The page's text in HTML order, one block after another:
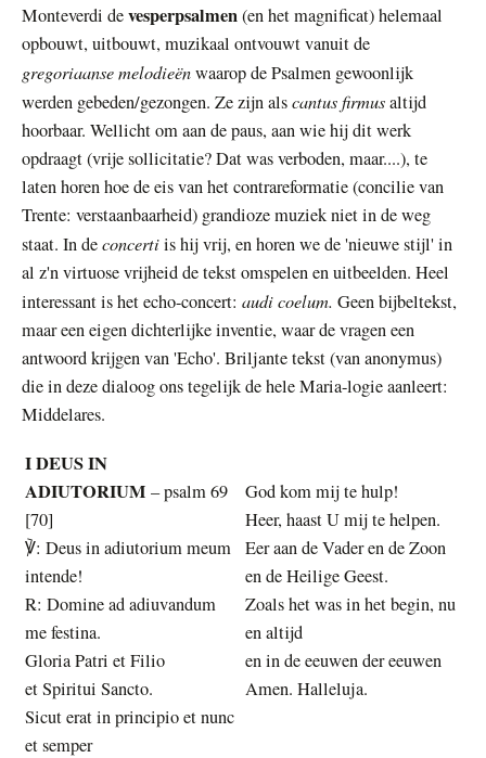
Monteverdi devesperpsalmen(en het magnificat) helemaal
opbouwt, uitbouwt, muzikaal ontvouwt vanuit de
gregoriaanse melodieënwaarop de Psalmen gewoonlijk
werden gebeden/gezongen. Ze zijn alscantus firmusaltijd
hoorbaar. Wellicht om aan de paus, aan wie hij dit werk
opdraagt (vrije sollicitatie? Dat was verboden, maar....), te
laten horen hoe de eis van het contrareformatie (concilie van
Trente: verstaanbaarheid) grandioze muziek niet in de weg
staat. In deconcertiis hij vrij, en horen we de 'nieuwe stijl' in
al z'n virtuose vrijheid de tekst omspelen en uitbeelden. Heel
interessant is het echo-concert: audi coelum. Geen bijbeltekst,
maar een eigen dichterlijke inventie, waar de vragen een
antwoord krijgen van 'Echo'. Briljante tekst (van anonymus)
die in deze dialoog ons tegelijk de hele Maria-logie aanleert:
Middelares.
I DEUS IN
ADIUTORIUM – psalm 69
[70]
℣: Deus in adiutorium meum
intende!
℞: Domine ad adiuvandum
me festina.
Gloria Patri et Filio
et Spiritui Sancto.
Sicut erat in principio et nunc
et semper
God kom mij te hulp!
Heer, haast U mij te helpen.
Eer aan de Vader en de Zoon
en de Heilige Geest.
Zoals het was in het begin, nu
en altijd
en in de eeuwen der eeuwen
Amen. Halleluja.